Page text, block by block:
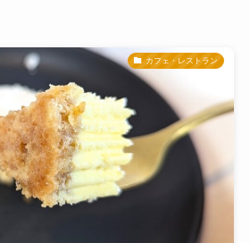
カフェ・レストラン